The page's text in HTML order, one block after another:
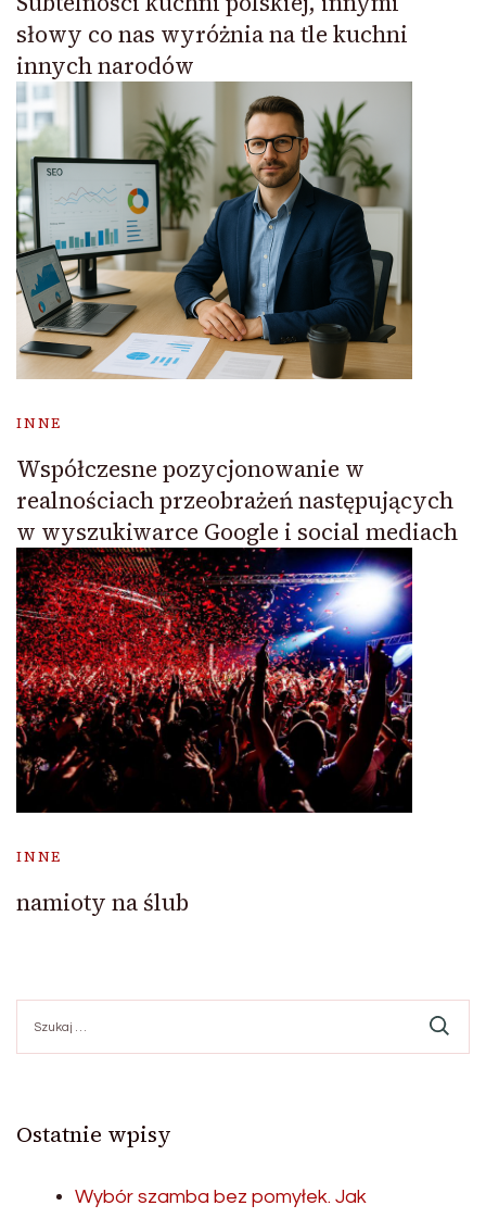
słowy co nas wyróżnia na tle kuchni
innych narodów
INNE
Współczesne pozycjonowanie w
realnościach przeobrażeń następujących
w wyszukiwarce Google i social mediach
INNE
namioty na ślub
Ostatnie wpisy
Wybór szamba bez pomyłek. Jak